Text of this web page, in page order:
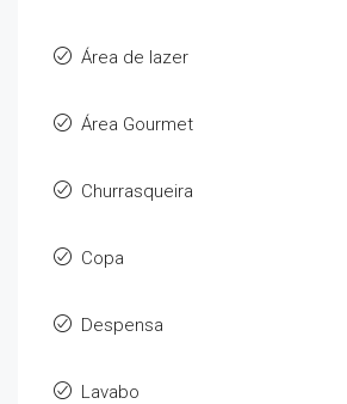
Área de lazer
Área Gourmet
Churrasqueira
Copa
Despensa
Lavabo